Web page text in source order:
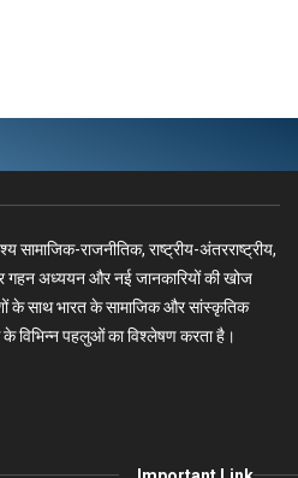
राजनीतिक, राष्ट्रीय-अंतरराष्ट्रीय,
गहन अध्ययन और नई जानकारियों की खोज
के साथ भारत के सामाजिक और सांस्कृतिक
विभिन्न पहलुओं का विश्लेषण करता है।